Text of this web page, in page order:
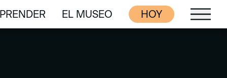
EL MUSEO
EL MUSEO
HOY